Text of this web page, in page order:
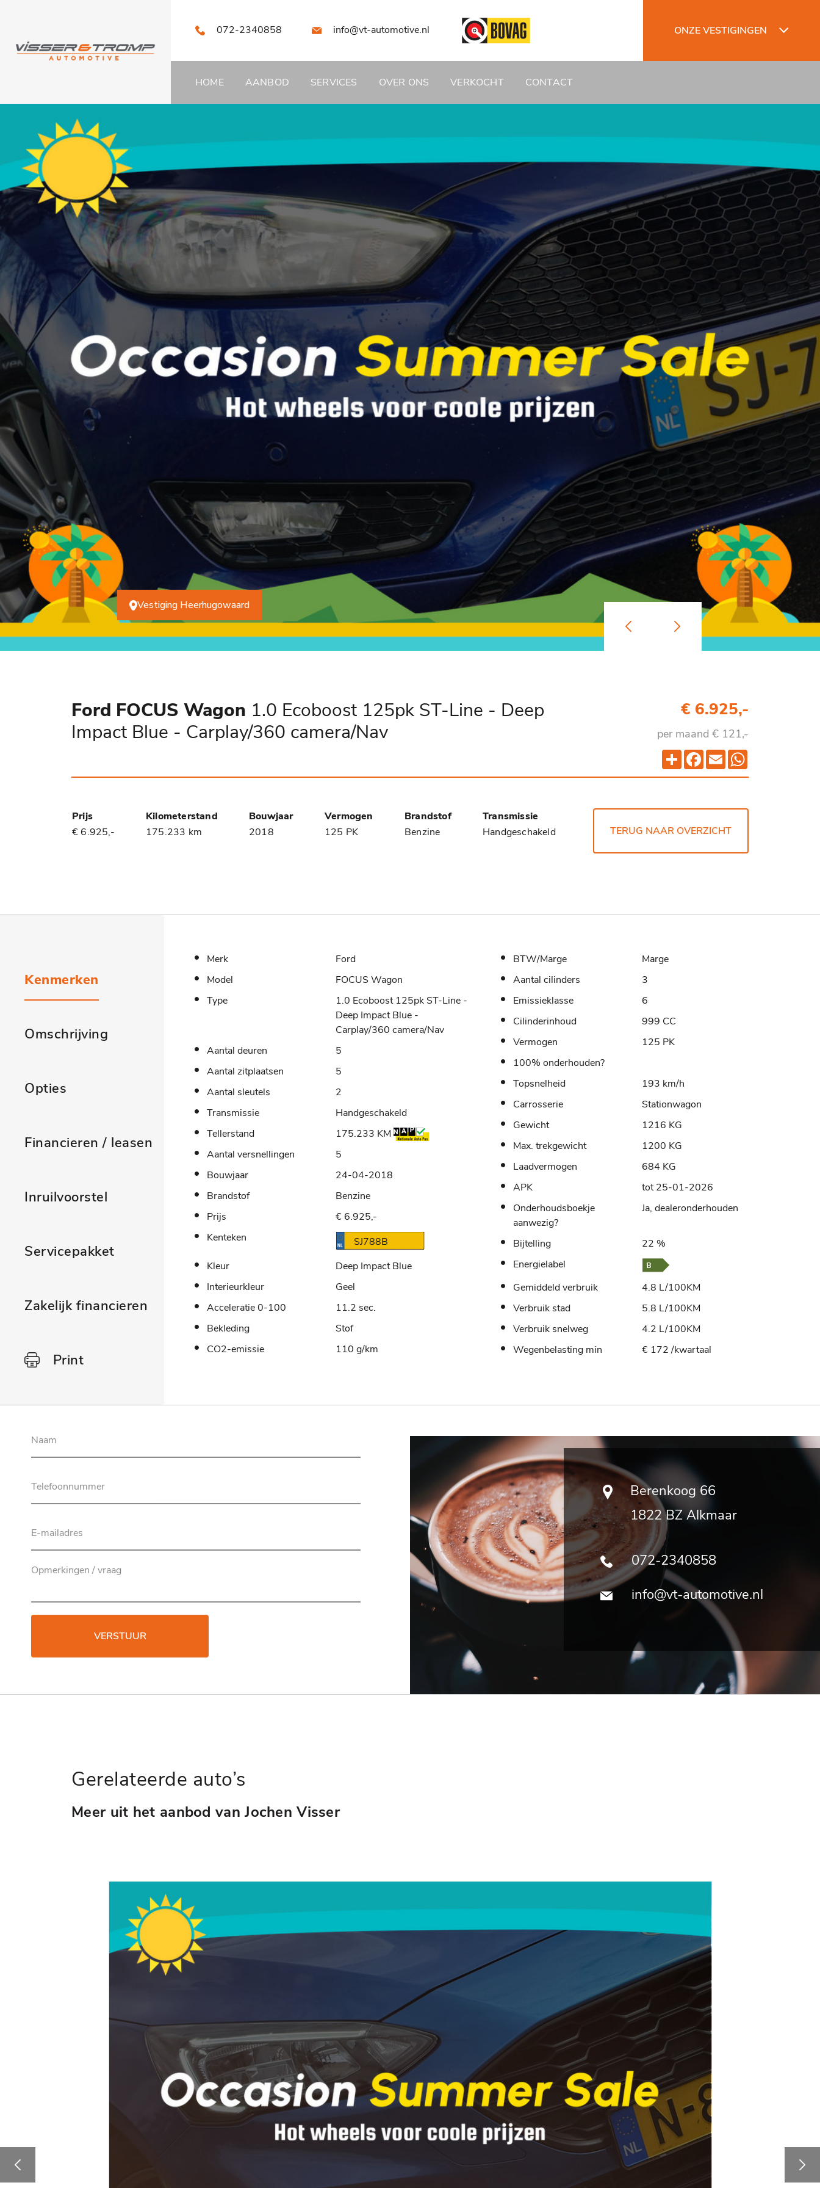
072-2340858 info@vt-automotive.nl ONZE VESTIGINGEN
HOME AANBOD SERVICES OVER ONS VERKOCHT CONTACT
Vestiging Heerhugowaard
Ford FOCUS Wagon 1.0 Ecoboost 125pk ST-Line - Deep
Impact Blue - Carplay/360 camera/Nav
€ 6.925,-
per maand € 121,-
Deel Facebook
Email
Prijs Kilometerstand Bouwjaar Vermogen Brandstof
Transmissie
€ 6.925,-
175.233 km 2018 125 PK Benzine Handgeschakeld TERUG NAAR OVERZICHT
Kenmerken
Omschrijving
Opties
Financieren / leasen
Inruilvoorstel
Servicepakket
Zakelijk financieren
Print
Merk
Ford
Model
FOCUS Wagon
Type
1.0 Ecoboost 125pk ST-Line -
Deep Impact Blue -
Carplay/360 camera/Nav
Aantal deuren
5
Aantal zitplaatsen
5
Aantal sleutels
2
Transmissie
Handgeschakeld
Tellerstand
175.233 KM
Aantal versnellingen
5
Bouwjaar
24-04-2018
Brandstof
Benzine
Prijs
€ 6.925,-
Kenteken
SJ788B
Kleur
Deep Impact Blue
Interieurkleur
Geel
Acceleratie 0-100
11.2 sec.
Bekleding
Stof
CO2-emissie
110 g/km
BTW/Marge
Marge
Aantal cilinders
3
Emissieklasse
6
Cilinderinhoud
999 CC
Vermogen
125 PK
100% onderhouden?
Topsnelheid
193 km/h
Carrosserie
Stationwagon
Gewicht
1216 KG
Max. trekgewicht
1200 KG
Laadvermogen
684 KG
APK
tot 25-01-2026
Onderhoudsboekje
aanwezig?
Ja, dealeronderhouden
Bijtelling
22 %
Energielabel
Gemiddeld verbruik
4.8 L/100KM
Verbruik stad
5.8 L/100KM
Verbruik snelweg
4.2 L/100KM
Wegenbelasting min
€ 172 /kwartaal
VERSTUUR
Berenkoog 66
1822 BZ Alkmaar
072-2340858
info@vt-automotive.nl
Gerelateerde auto’s
Meer uit het aanbod van Jochen Visser